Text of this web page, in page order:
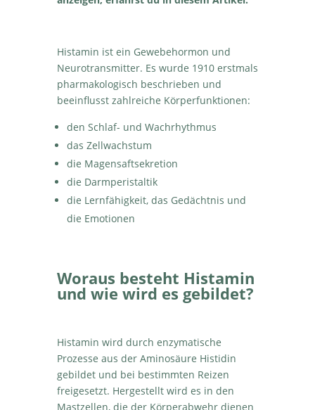
Histamin ist ein Gewebehormon und
Neurotransmitter. Es wurde 1910 erstmals
pharmakologisch beschrieben und
beeinflusst zahlreiche Körperfunktionen:
den Schlaf- und Wachrhythmus
das Zellwachstum
die Magensaftsekretion
die Darmperistaltik
die Lernfähigkeit, das Gedächtnis und
die Emotionen
Woraus besteht Histamin
und wie wird es gebildet?
Histamin wird durch enzymatische
Prozesse aus der Aminosäure Histidin
gebildet und bei bestimmten Reizen
freigesetzt. Hergestellt wird es in den
Mastzellen, die der Körperabwehr dienen